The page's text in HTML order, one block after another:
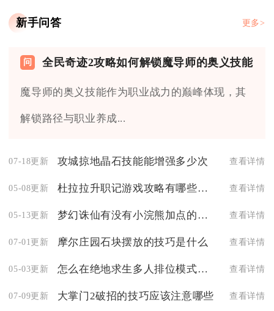
新手问答 更多>
全民奇迹2攻略如何解锁魔导师的奥义技能
魔导师的奥义技能作为职业战力的巅峰体现，其
解锁路径与职业养成...
07-18更新 攻城掠地晶石技能能增强多少次 查看详情
05-08更新 杜拉拉升职记游戏攻略有哪些必备装备 查看详情
05-13更新 梦幻诛仙有没有小浣熊加点的推荐策略 查看详情
07-01更新 摩尔庄园石块摆放的技巧是什么 查看详情
05-03更新 怎么在绝地求生多人排位模式中实现互助合作 查看详情
07-09更新 大掌门2破招的技巧应该注意哪些 查看详情